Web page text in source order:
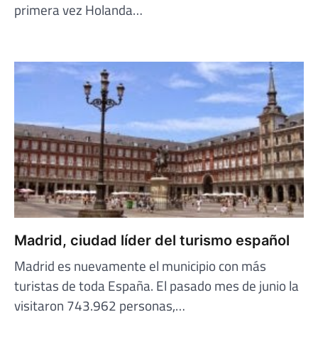
primera vez Holanda…
Madrid, ciudad líder del turismo español
Madrid es nuevamente el municipio con más
turistas de toda España. El pasado mes de junio la
visitaron 743.962 personas,…